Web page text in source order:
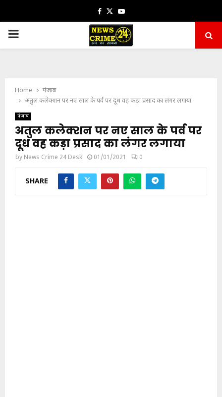
Facebook
TwitterYoutube
PRIMARY
Home
पंजाब
अतुल कलेक्शन पर नए साल के पर्व पर दूध वह कड़ा प्रसाद का लंगर लगाया
पंजाब
अतुल कलेक्शन पर नए साल के पर्व पर
दूध वह कड़ा प्रसाद का लंगर लगाया
by News Crime 24 Desk 01/01/2021 0
SHARE